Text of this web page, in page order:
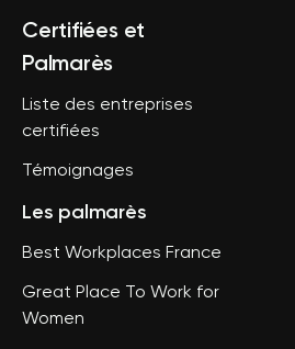
Certifiées et
Palmarès
Liste des entreprises
certifiées
Témoignages
Les palmarès
Best Workplaces France
Great Place To Work for
Women